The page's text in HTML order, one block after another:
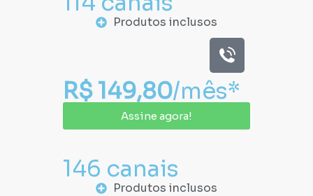
Produtos inclusos
R$ 149,80/mês*
Assine agora!
146 canais
Produtos inclusos